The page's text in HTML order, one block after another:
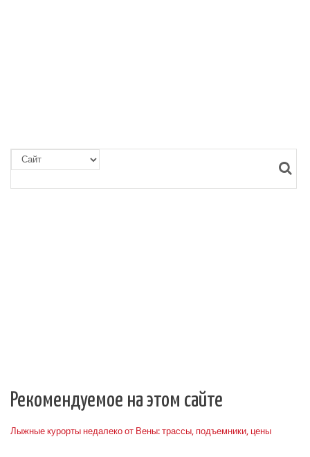
Рекомендуемое на этом сайте
Лыжные курорты недалеко от Вены: трассы, подъемники, цены